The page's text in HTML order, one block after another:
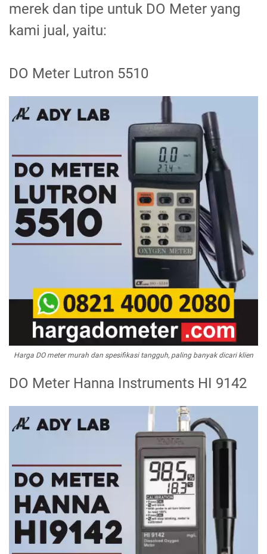
merek dan tipe untuk DO Meter yang
kami jual, yaitu:
DO Meter Lutron 5510
Harga DO meter murah dan spesifikasi tangguh, paling banyak dicari klien
DO Meter Hanna Instruments HI 9142